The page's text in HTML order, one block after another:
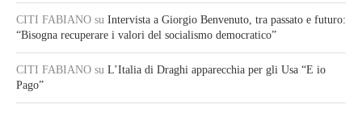
CITI FABIANO su Intervista a Giorgio Benvenuto, tra passato e futuro:
“Bisogna recuperare i valori del socialismo democratico”
CITI FABIANO su L’Italia di Draghi apparecchia per gli Usa “E io
Pago”